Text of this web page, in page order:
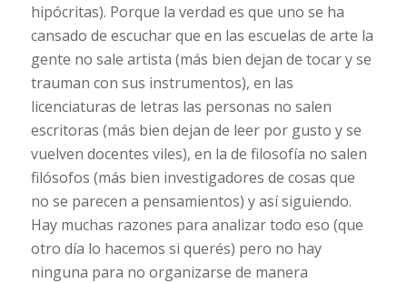
hipócritas). Porque la verdad es que uno se ha
cansado de escuchar que en las escuelas de arte la
gente no sale artista (más bien dejan de tocar y se
trauman con sus instrumentos), en las
licenciaturas de letras las personas no salen
escritoras (más bien dejan de leer por gusto y se
vuelven docentes viles), en la de filosofía no salen
filósofos (más bien investigadores de cosas que
no se parecen a pensamientos) y así siguiendo.
Hay muchas razones para analizar todo eso (que
otro día lo hacemos si querés) pero no hay
ninguna para no organizarse de manera